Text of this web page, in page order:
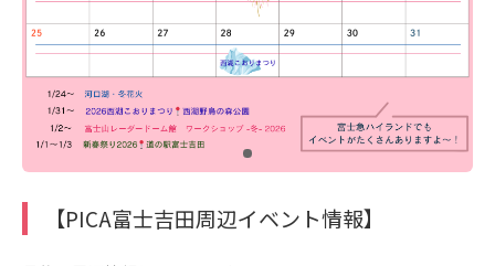
【PICA富士吉田周辺イベント情報】